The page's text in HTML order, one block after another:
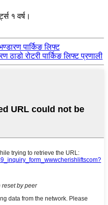
१ वर्ष।
पार्किङ लिफ्ट
रोटरी पार्किङ लिफ्ट प्रणाली